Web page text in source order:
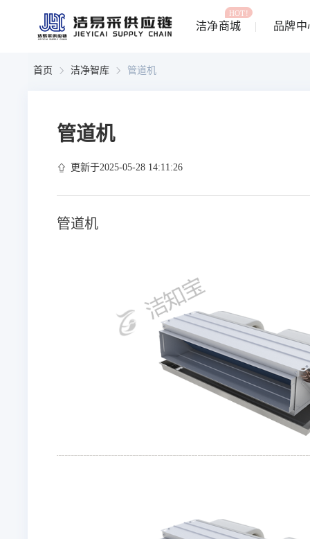
洁净商城
HOT!
品牌中
首页 洁净智库 管道机
管道机
更新于2025-05-28 14:11:26
管道机